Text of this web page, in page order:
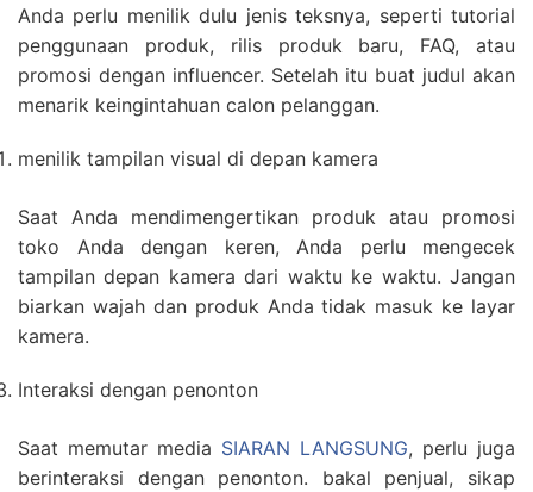
Anda perlu menilik dulu jenis teksnya, seperti tutorial
penggunaan produk, rilis produk baru, FAQ, atau
promosi dengan influencer. Setelah itu buat judul akan
menarik keingintahuan calon pelanggan.
menilik tampilan visual di depan kamera
Saat Anda mendimengertikan produk atau promosi
toko Anda dengan keren, Anda perlu mengecek
tampilan depan kamera dari waktu ke waktu. Jangan
biarkan wajah dan produk Anda tidak masuk ke layar
kamera.
Interaksi dengan penonton
Saat memutar media SIARAN LANGSUNG, perlu juga
berinteraksi dengan penonton. bakal penjual, sikap